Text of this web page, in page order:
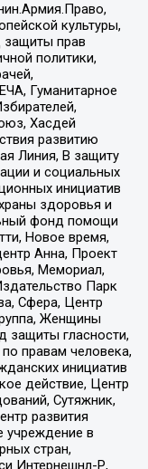
культуры,
защиты прав
политики,
Гуманитарное
Хасдей
развитию
Линия, В защиту
и социальных
инициатив
здоровья и
фонд помощи
Новое время,
Анна, Проект
Мемориал,
Парк
Сфера, Центр
Женщины
защиты гласности,
правам человека,
инициатив
действие, Центр
Сутяжник,
развития
учреждение в
стран,
Интернешнл-Р,